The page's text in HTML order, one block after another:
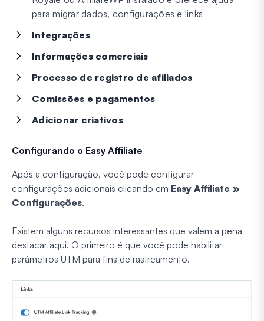
para migrar dados, configurações e links
Integrações
Informações comerciais
Processo de registro de afiliados
Comissões e pagamentos
Adicionar criativos
Configurando o Easy Affiliate
Após a configuração, você pode configurar
configurações adicionais clicando em Easy Affiliate »
Configurações.
Existem alguns recursos interessantes que valem a pena
destacar aqui. O primeiro é que você pode habilitar
parâmetros UTM para fins de rastreamento.